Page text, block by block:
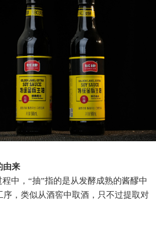
由来
中， “抽”指的是从发酵成熟的酱醪中
序，类似从酒窖中取酒，只不过提取对